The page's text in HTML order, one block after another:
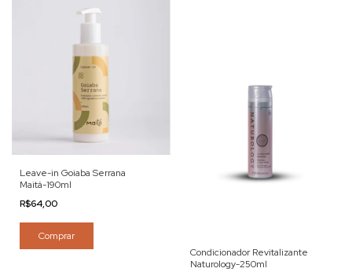
Leave-in Goiaba Serrana
Maitá-190ml
R$64,00
Comprar
Condicionador Revitalizante
Naturology-250ml